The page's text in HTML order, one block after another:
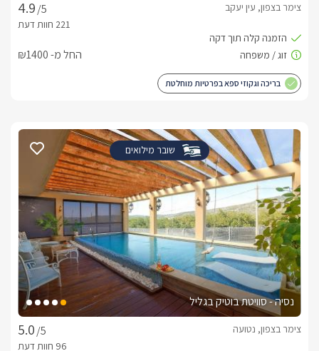
/5 צימר בצפון, עין יעקב
החל מ- ₪1400
בריכה וגקוזי ספא בפרטיות מוחלטת
שובר מילואים
נסיה - סוויטת בוטיק בגליל
/5
צימר בצפון, נטועה